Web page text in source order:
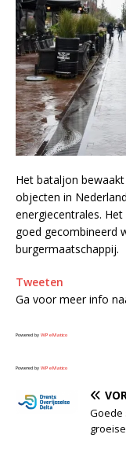
Het bataljon
objecten in
energiecentrales.
goed gecombineerd
burgermaatschappij.
Tweeten
Ga voor meer info
Powered by WPeMatico
Powered by WPeMatico
Goede